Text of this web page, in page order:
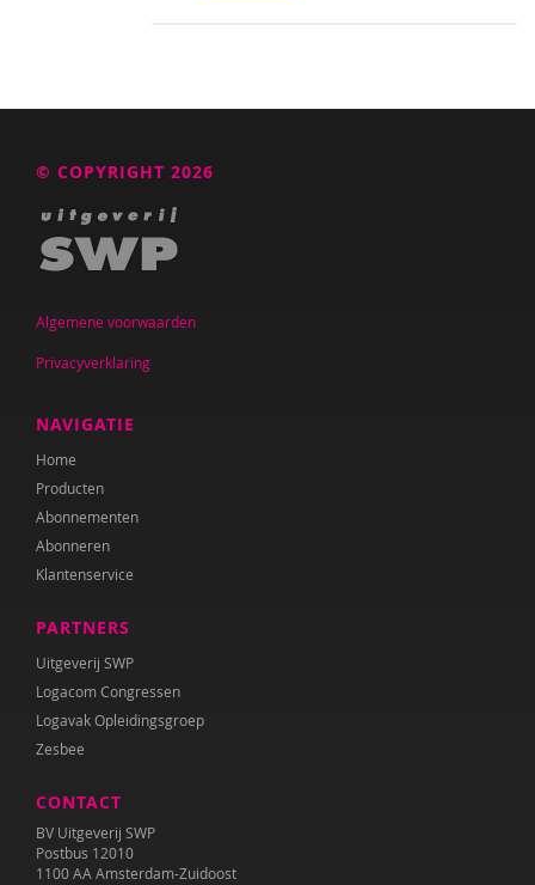
© COPYRIGHT 2026
Algemene voorwaarden
Privacyverklaring
NAVIGATIE
Home
Producten
Abonnementen
Abonneren
Klantenservice
PARTNERS
Uitgeverij SWP
Logacom Congressen
Logavak Opleidingsgroep
Zesbee
CONTACT
BV Uitgeverij SWP
Postbus 12010
1100 AA Amsterdam-Zuidoost